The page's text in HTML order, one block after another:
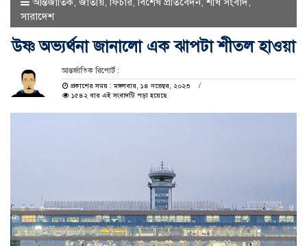
সারাদেশ
উষ্ণ অভ্যর্থনা জানালো এক ঝাপটা শীতল হাওয়া
আন্তর্জাতিক রিপোর্ট :
প্রকাশের সময় : মঙ্গলবার, ১৪ নভেম্বর, ২০২৩
১৫৪২ বার এই সংবাদটি পড়া হয়েছে